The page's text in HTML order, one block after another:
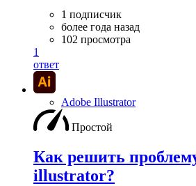
1 подписчик
более года назад
102 просмотра
1
ответ
Adobe Illustrator
Простой
Как решить
illustrator?